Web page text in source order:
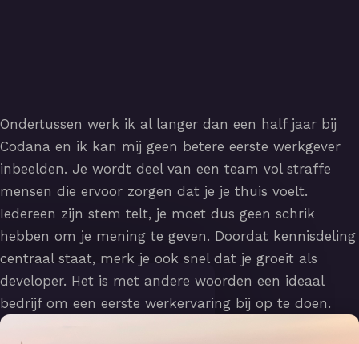
Ondertussen werk ik al langer dan een half jaar bij
Codana en ik kan mij geen betere eerste werkgever
inbeelden. Je wordt deel van een team vol straffe
mensen die ervoor zorgen dat je je thuis voelt.
Iedereen zijn stem telt, je moet dus geen schrik
hebben om je mening te geven. Doordat kennisdeling
centraal staat, merk je ook snel dat je groeit als
developer. Het is met andere woorden een ideaal
bedrijf om een eerste werkervaring bij op te doen.